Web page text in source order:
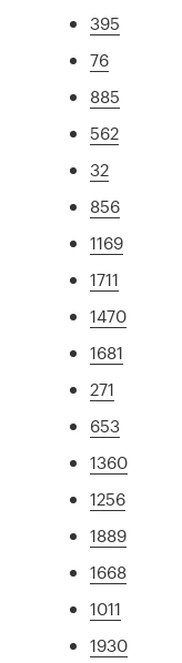
395
76
885
562
32
856
1169
1711
1470
1681
271
653
1360
1256
1889
1668
1011
1930